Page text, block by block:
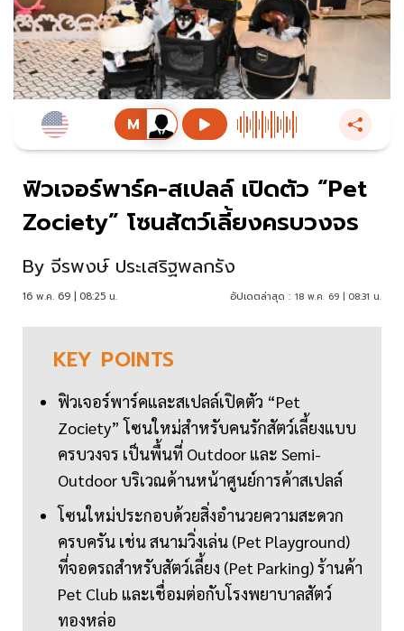
ฟิวเจอร์พาร์ค-สเปลล์ เปิดตัว “Pet
Zociety” โซนสัตว์เลี้ยงครบวงจร
By จีรพงษ์ ประเสริฐพลกรัง
16 พ.ค. 69 | 08:25 น. อัปเดตล่าสุด : 18 พ.ค. 69 | 08:31 น.
KEY POINTS
ฟิวเจอร์พาร์คและสเปลล์เปิดตัว “Pet
Zociety” โซนใหม่สำหรับคนรักสัตว์เลี้ยงแบบ
ครบวงจร เป็นพื้นที่ Outdoor และ Semi-
Outdoor บริเวณด้านหน้าศูนย์การค้าสเปลล์
โซนใหม่ประกอบด้วยสิ่งอำนวยความสะดวก
ครบครัน เช่น สนามวิ่งเล่น (Pet Playground)
ที่จอดรถสำหรับสัตว์เลี้ยง (Pet Parking) ร้านค้า
Pet Club และเชื่อมต่อกับโรงพยาบาลสัตว์
ทองหล่อ